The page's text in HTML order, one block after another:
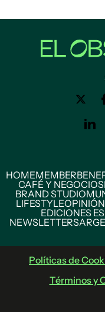
HOMEMEMBER
CAFÉ Y NEGOCIOS
BRAND STUDIO
LIFESTYLEOPINIÓN
EDICIONES
NEWSLETTERS
Políticas de
Términos y